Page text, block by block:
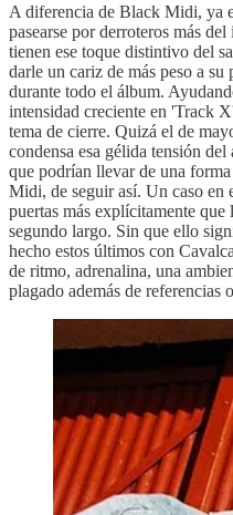
A diferencia de Black Midi, ya
pasearse por derroteros más
tienen ese toque distintivo del
darle un cariz de más peso a su
durante todo el álbum.
intensidad creciente en 'Track
tema de cierre. Quizá el de
condensa esa gélida tensión
que podrían llevar de una
Midi, de seguir así. Un caso en
puertas más explícitamente
segundo largo. Sin que ello
hecho estos últimos con
de ritmo, adrenalina, una
plagado además de referencias